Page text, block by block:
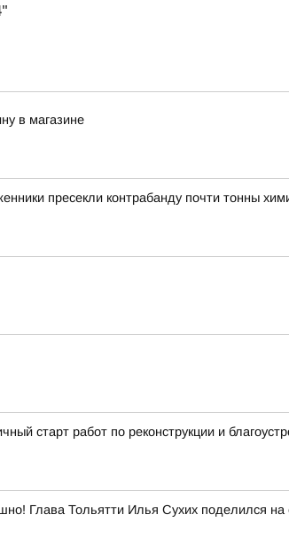
в магазине
пресекли контрабанду почти тонны
старт работ по реконструкции и
Глава Тольятти Илья Сухих поделился